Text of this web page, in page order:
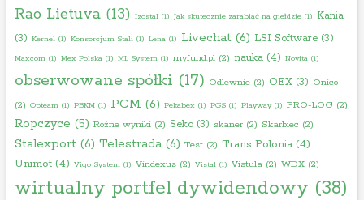
Rao Lietuva(13) Izostal(1) Jak skutecznie zarabiać na giełdzie(1) Kania
(3) Kernel(1) Konsorcjum Stali(1) Lena(1) Livechat(6) LSI Software(3)
Maxcom(1) Mex Polska(1) ML System(1) myfund.pl(2) nauka(4) Novita(1)
obserwowane spółki (17) Odlewnie(2) OEX(3) Onico
(2) Opteam(1) PBKM(1) PCM (6) Pekabex(1) PGS(1) Playway(1) PRO-LOG (2)
Ropczyce (5) Różne wyniki(2) Seko(3) skaner(2) Skarbiec (2)
Stalexport(6) Telestrada(6) Test(2) Trans Polonia(4)
Unimot(4) Vigo System(1) Vindexus(2) Vistal(1) Vistula(2) WDX(2)
wirtualny portfel dywidendowy (38)